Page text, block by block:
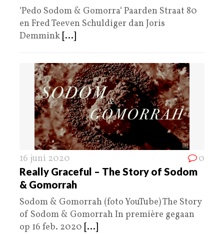
‘Pedo Sodom & Gomorra‘ Paarden Straat 80
en Fred Teeven Schuldiger dan Joris
Demmink [...]
16 juni 2020 0
Really Graceful – The Story of Sodom
& Gomorrah
Sodom & Gomorrah (foto YouTube) The Story
of Sodom & Gomorrah In première gegaan
op 16 feb. 2020 [...]